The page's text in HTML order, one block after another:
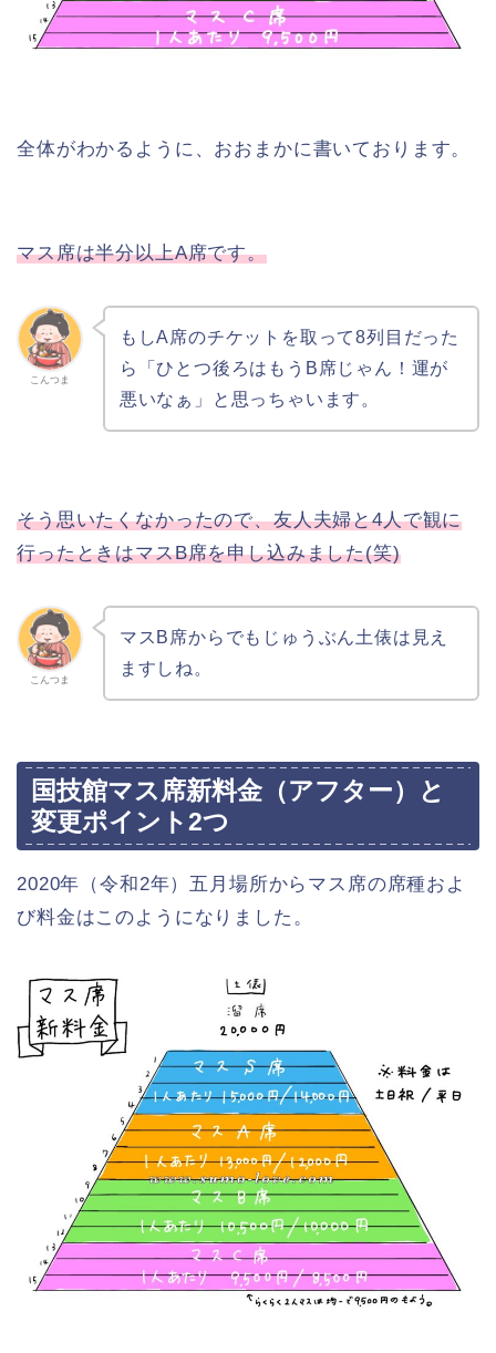
全体がわかるように、おおまかに書いております。
マス席は半分以上A席です。
こんつま
もしA席のチケットを取って8列目だった
ら「ひとつ後ろはもうB席じゃん！運が
悪いなぁ」と思っちゃいます。
そう思いたくなかったので、友人夫婦と4人で観に
行ったときはマスB席を申し込みました(笑)
こんつま
マスB席からでもじゅうぶん土俵は見え
ますしね。
国技館マス席新料金（アフター）と
変更ポイント2つ
2020年（令和2年）五月場所からマス席の席種およ
び料金はこのようになりました。